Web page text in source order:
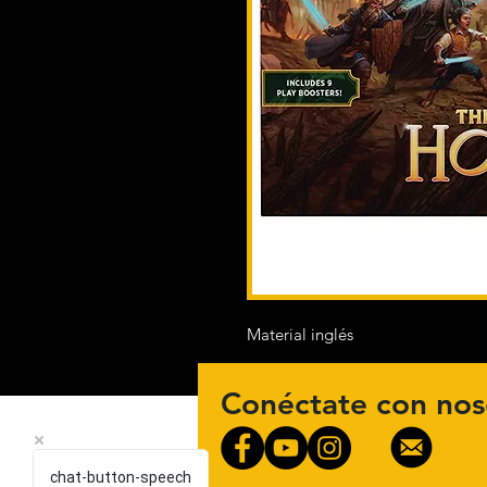
Material inglés
Conéctate con
chat-button-speech